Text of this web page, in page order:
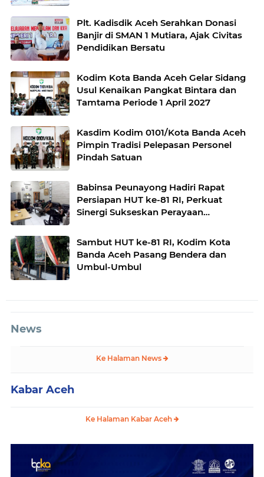
Plt. Kadisdik Aceh Serahkan Donasi
Banjir di SMAN 1 Mutiara, Ajak Civitas
Pendidikan Bersatu
Kodim Kota Banda Aceh Gelar Sidang
Usul Kenaikan Pangkat Bintara dan
Tamtama Periode 1 April 2027
Kasdim Kodim 0101/Kota Banda Aceh
Pimpin Tradisi Pelepasan Personel
Pindah Satuan
Babinsa Peunayong Hadiri Rapat
Persiapan HUT ke-81 RI, Perkuat
Sinergi Sukseskan Perayaan
Sambut HUT ke-81 RI, Kodim Kota
Banda Aceh Pasang Bendera dan
Umbul-Umbul
News
Ke Halaman News
Kabar Aceh
Ke Halaman Kabar Aceh